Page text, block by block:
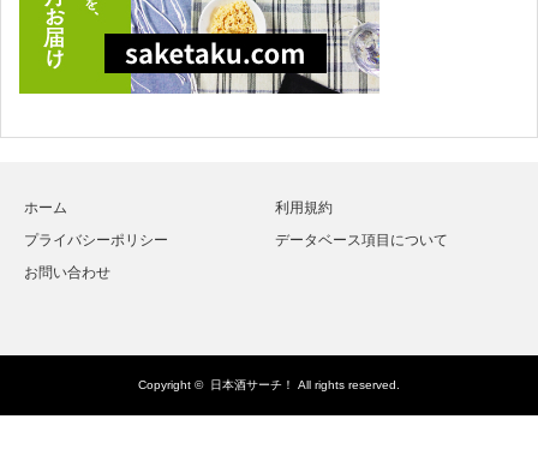
ホーム
利用規約
プライバシーポリシー
データベース項目について
お問い合わせ
Copyright © 日本酒サーチ！ All rights reserved.